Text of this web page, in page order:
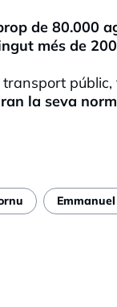
de 80.000
més de
la seva